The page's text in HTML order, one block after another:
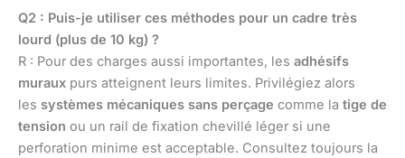
Q2 : Puis-je utiliser ces méthodes pour un cadre très
lourd (plus de 10 kg) ?
R : Pour des charges aussi importantes, les adhésifs
muraux purs atteignent leurs limites. Privilégiez alors
les systèmes mécaniques sans perçage comme la tige de
tension ou un rail de fixation chevillé léger si une
perforation minime est acceptable. Consultez toujours la